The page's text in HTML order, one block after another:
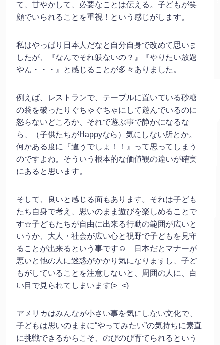
て、甘やかして、必要なことは伝える。子どもが笑
顔でいられることを重視！という感じがします。
私はやっぱり日本人だなと自分自身で改めて思いま
したが、『なんでそれ躾ないの？』『やりたい放題
やん・・・』と感じることが多々ありました。
例えば、レストランで、テーブルに置いている砂糖
の袋を破ったりぐちゃぐちゃにして遊んでいるのに
怒らないどころか、それで遊ぶ事で静かになるな
ら、（子供たちがHappyなら）気にしない所とか。
何かある度に『違うでしょ！！』って思ってしまう
のですよね。そういう根本的な価値観の違いが確実
にあると思います。
そして、良いと感じる面もあります。それは子ども
たち自身で考え、思いのまま遊びを楽しめることで
す☆子どもたちが自由に出来る行動の範囲が広いと
いうか、大人・社会が広い心と視野で子どもを見守
ることが出来るという事です☺ 日本だとマナーが
悪いと他の人に迷惑がかかり気になりますし、子ど
もがしていることを注意しないと、周囲の人に、白
い目で見られてしまいます(>_<)
アメリカはみんなが小さい事を気にしない文化で、
子どもは思いのままに“やってみたい”の気持ちに素直
に挑戦できるからこそ、のびのび育てられるという